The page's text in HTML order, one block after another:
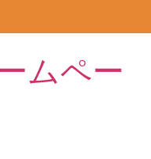
ムペー